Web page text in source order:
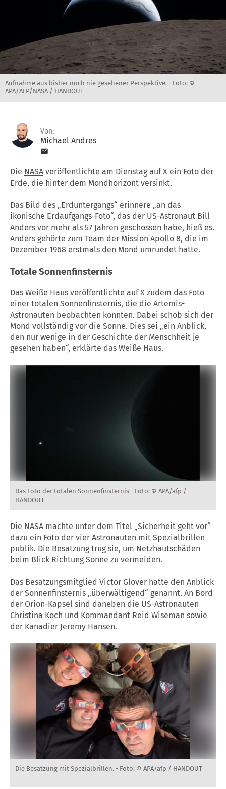
Aufnahme aus bisher noch nie gesehener Perspektive. - Foto: ©
APA/AFP/NASA / HANDOUT
Von:
Michael Andres
Die NASA veröffentlichte am Dienstag auf X ein Foto der
Erde, die hinter dem Mondhorizont versinkt.
Das Bild des „Erduntergangs“ erinnere „an das
ikonische Erdaufgangs-Foto“, das der US-Astronaut Bill
Anders vor mehr als 57 Jahren geschossen habe, hieß es.
Anders gehörte zum Team der Mission Apollo 8, die im
Dezember 1968 erstmals den Mond umrundet hatte.
Totale Sonnenfinsternis
Das Weiße Haus veröffentlichte auf X zudem das Foto
einer totalen Sonnenfinsternis, die die Artemis-
Astronauten beobachten konnten. Dabei schob sich der
Mond vollständig vor die Sonne. Dies sei „ein Anblick,
den nur wenige in der Geschichte der Menschheit je
gesehen haben“, erklärte das Weiße Haus.
Das Foto der totalen Sonnenfinsternis - Foto: © APA/afp /
HANDOUT
Die NASA machte unter dem Titel „Sicherheit geht vor“
dazu ein Foto der vier Astronauten mit Spezialbrillen
publik. Die Besatzung trug sie, um Netzhautschäden
beim Blick Richtung Sonne zu vermeiden.
Das Besatzungsmitglied Victor Glover hatte den Anblick
der Sonnenfinsternis „überwältigend“ genannt. An Bord
der Orion-Kapsel sind daneben die US-Astronauten
Christina Koch und Kommandant Reid Wiseman sowie
der Kanadier Jeremy Hansen.
Die Besatzung mit Spezialbrillen. - Foto: © APA/afp / HANDOUT